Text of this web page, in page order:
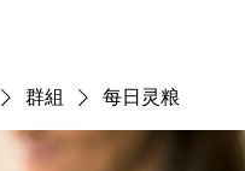
群組 每日灵粮